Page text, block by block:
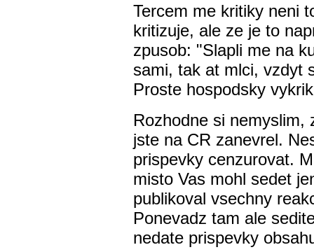
Tercem me kritiky neni
kritizuje, ale ze je to
zpusob: "Slapli me na
sami, tak at mlci, vzdyt
Proste hospodsky
Rozhodne si nemyslim,
jste na CR zanevrel.
prispevky cenzurovat.
misto Vas mohl sedet
publikoval vsechny
Ponevadz tam ale
nedate prispevky